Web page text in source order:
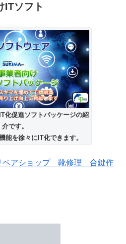
ITソフト
化促進ソフトパッケージの紹
介です。
能を徐々にIT化できます。
ペアショップ 靴修理 合鍵作